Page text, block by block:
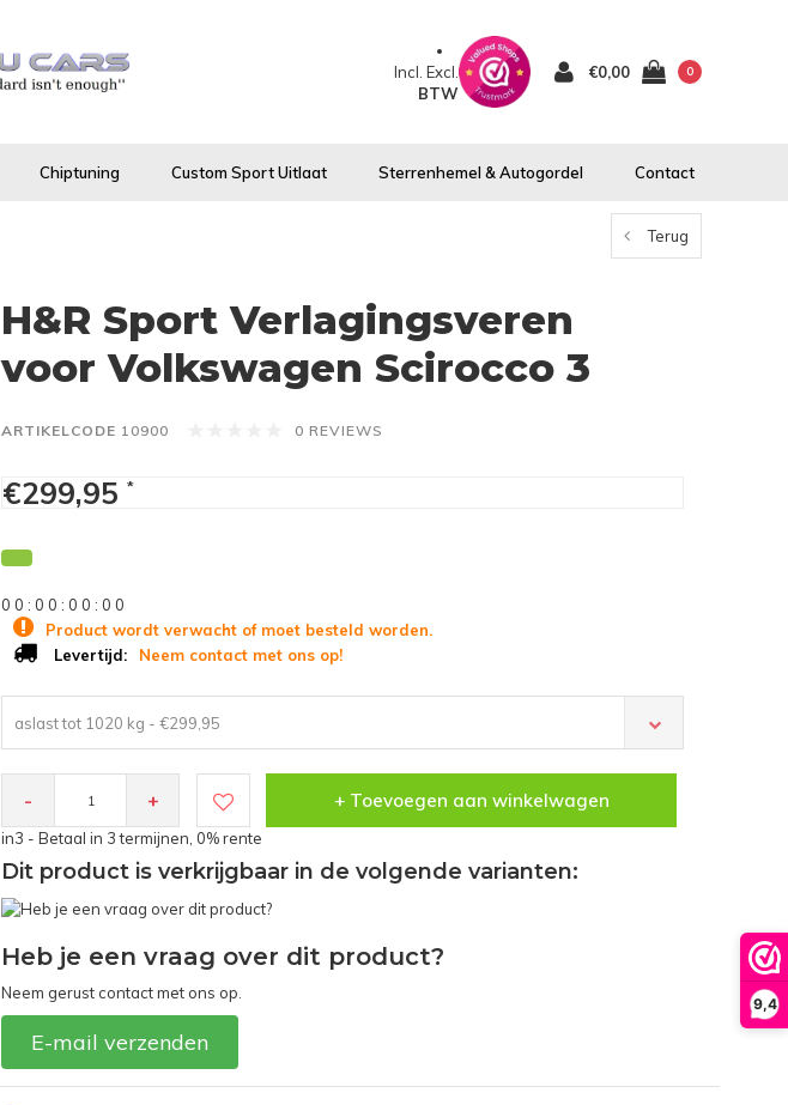
9,4
Incl. Excl.
BTW
€0,00 0
Chiptuning Custom Sport Uitlaat Sterrenhemel & Autogordel Contact
Terug
H&R Sport Verlagingsveren
voor Volkswagen Scirocco 3
ARTIKELCODE 10900 0 REVIEWS
€299,95 *
0 0 : 0 0 : 0 0 : 0 0
Product wordt verwacht of moet besteld worden.
Levertijd:
Neem contact met ons op!
aslast tot 1020 kg - €299,95
- + + Toevoegen aan winkelwagen
in3 - Betaal in 3 termijnen, 0% rente
Dit product is verkrijgbaar in de volgende varianten:
Heb je een vraag over dit product?
Neem gerust contact met ons op.
E-mail verzenden